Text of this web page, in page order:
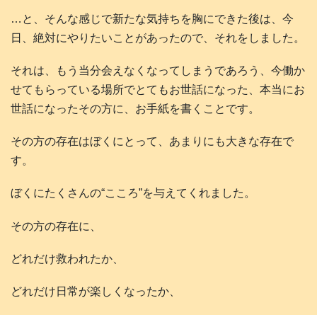
…と、そんな感じで新たな気持ちを胸にできた後は、今
日、絶対にやりたいことがあったので、それをしました。
それは、もう当分会えなくなってしまうであろう、今働か
せてもらっている場所でとてもお世話になった、本当にお
世話になったその方に、お手紙を書くことです。
その方の存在はぼくにとって、あまりにも大きな存在で
す。
ぼくにたくさんの“こころ”を与えてくれました。
その方の存在に、
どれだけ救われたか、
どれだけ日常が楽しくなったか、